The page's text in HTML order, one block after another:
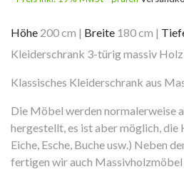
Höhe 200 cm | Breite 180 cm |
Kleiderschrank 3-türig massiv
Klassisches Kleiderschrank aus
Die Möbel werden normalerweise
hergestellt, es ist aber möglich, die
Eiche, Esche, Buche usw.) Neben
fertigen wir auch